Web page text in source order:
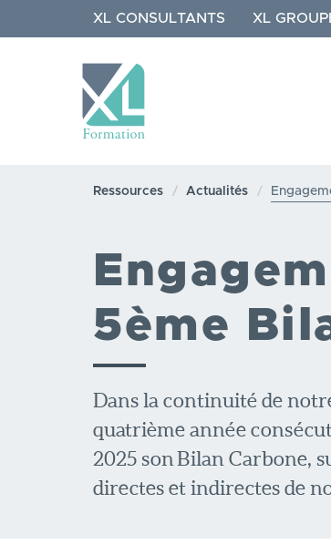
au
XL CONSULTANTS XL
NAVIGATION
Ressources Actualités
5ème
Dans la continuité de
quatrième année
2025 son Bilan Carbone,
directes et indirectes de